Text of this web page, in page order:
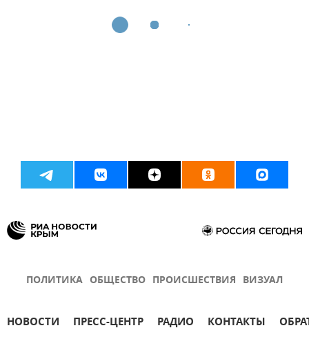
ПОЛИТИКА ОБЩЕСТВО ПРОИСШЕСТВИЯ ВИЗУАЛ
НОВОСТИ ПРЕСС-ЦЕНТР РАДИО КОНТАКТЫ